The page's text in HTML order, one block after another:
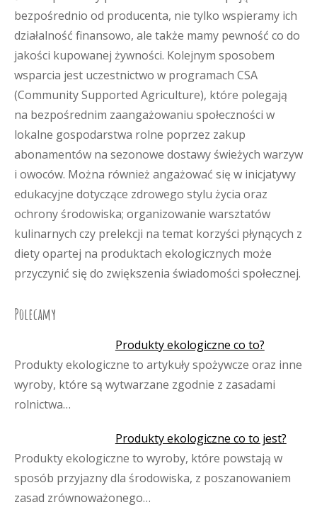
bezpośrednio od producenta, nie tylko wspieramy ich
działalność finansowo, ale także mamy pewność co do
jakości kupowanej żywności. Kolejnym sposobem
wsparcia jest uczestnictwo w programach CSA
(Community Supported Agriculture), które polegają
na bezpośrednim zaangażowaniu społeczności w
lokalne gospodarstwa rolne poprzez zakup
abonamentów na sezonowe dostawy świeżych warzyw
i owoców. Można również angażować się w inicjatywy
edukacyjne dotyczące zdrowego stylu życia oraz
ochrony środowiska; organizowanie warsztatów
kulinarnych czy prelekcji na temat korzyści płynących z
diety opartej na produktach ekologicznych może
przyczynić się do zwiększenia świadomości społecznej.
Polecamy
Produkty ekologiczne co to?
Produkty ekologiczne to artykuły spożywcze oraz inne
wyroby, które są wytwarzane zgodnie z zasadami
rolnictwa…
Produkty ekologiczne co to jest?
Produkty ekologiczne to wyroby, które powstają w
sposób przyjazny dla środowiska, z poszanowaniem
zasad zrównoważonego…